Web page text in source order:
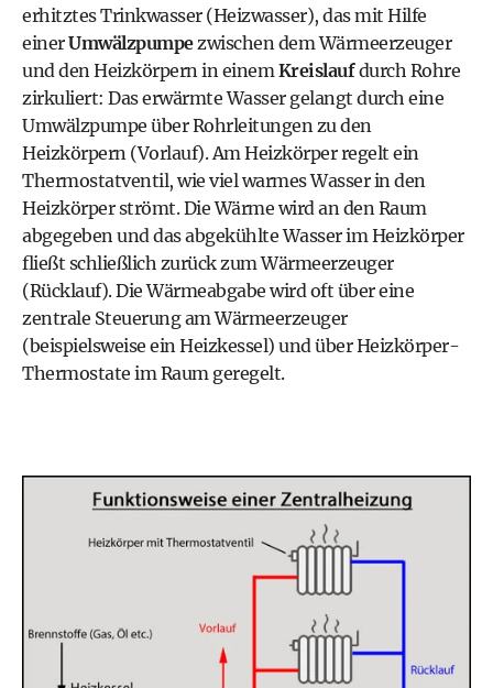
erhitztes Trinkwasser (Heizwasser), das mit Hilfe
einerUmwälzpumpezwischen dem Wärmeerzeuger
und den Heizkörpern in einem Kreislaufdurch Rohre
zirkuliert: Das erwärmte Wasser gelangt durch eine
Umwälzpumpe über Rohrleitungen zu den
Heizkörpern (Vorlauf). Am Heizkörper regelt ein
Thermostatventil, wie viel warmes Wasser in den
Heizkörper strömt. Die Wärme wird an den Raum
abgegeben und das abgekühlte Wasser im Heizkörper
fließt schließlich zurück zum Wärmeerzeuger
(Rücklauf). Die Wärmeabgabe wird oft über eine
zentrale Steuerung am Wärmeerzeuger
(beispielsweise ein Heizkessel) und über Heizkörper-
Thermostate im Raum geregelt.